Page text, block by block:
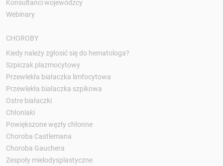
Konsultanci wojewódzcy
Webinary
CHOROBY
Kiedy należy zgłosić się do hematologa?
Szpiczak plazmocytowy
Przewlekła białaczka limfocytowa
Przewlekła białaczka szpikowa
Ostre białaczki
Chłoniaki
Powiększone węzły chłonne
Choroba Castlemana
Choroba Gauchera
Zespoły mielodysplastyczne